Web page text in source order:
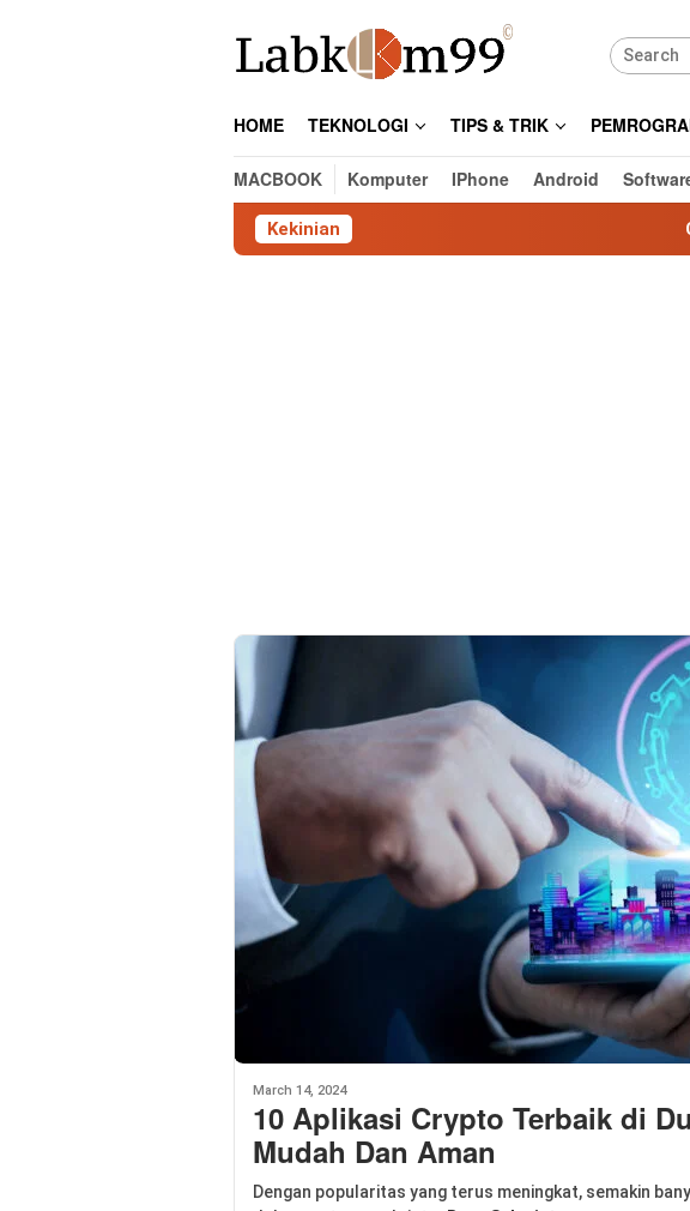
HOME TEKNOLOGI TIPS & TRIK
MACBOOK Komputer IPhone Android
Kekinian Cara Cek
March 14, 2024
10 Aplikasi Crypto Terbaik di
Mudah Dan Aman
Dengan popularitas yang terus meningkat, semakin